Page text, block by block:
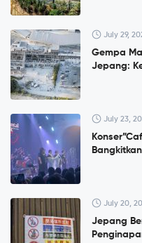
July 29,
Gempa
Jepang:
July 23,
July 20,
Jepang